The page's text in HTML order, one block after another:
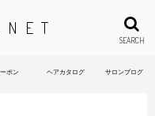
ポン ヘアカタログ サロンブログ
SEARCH